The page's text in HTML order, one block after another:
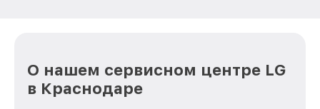
О нашем сервисном центре LG
в Краснодаре